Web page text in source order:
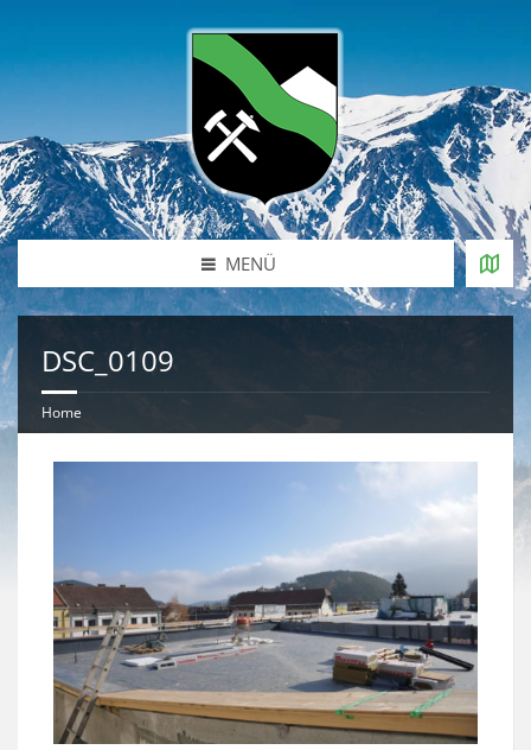
MENÜ
DSC_0109
Home